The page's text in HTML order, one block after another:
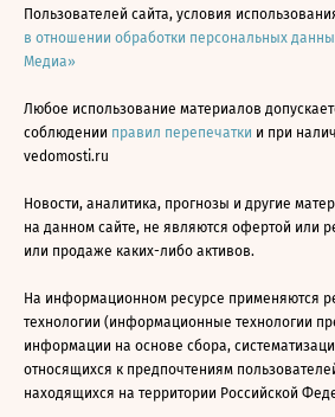
Пользователей сайта, условия
в отношении обработки персональных
Медиа»
Любое использование материалов
соблюдении правил перепечатки и при
vedomosti.ru
Новости, аналитика, прогнозы и другие
на данном сайте, не являются офертой или
или продаже каких-либо активов.
На информационном ресурсе применяются
технологии (информационные технологии
информации на основе сбора,
относящихся к предпочтениям
находящихся на территории Российской